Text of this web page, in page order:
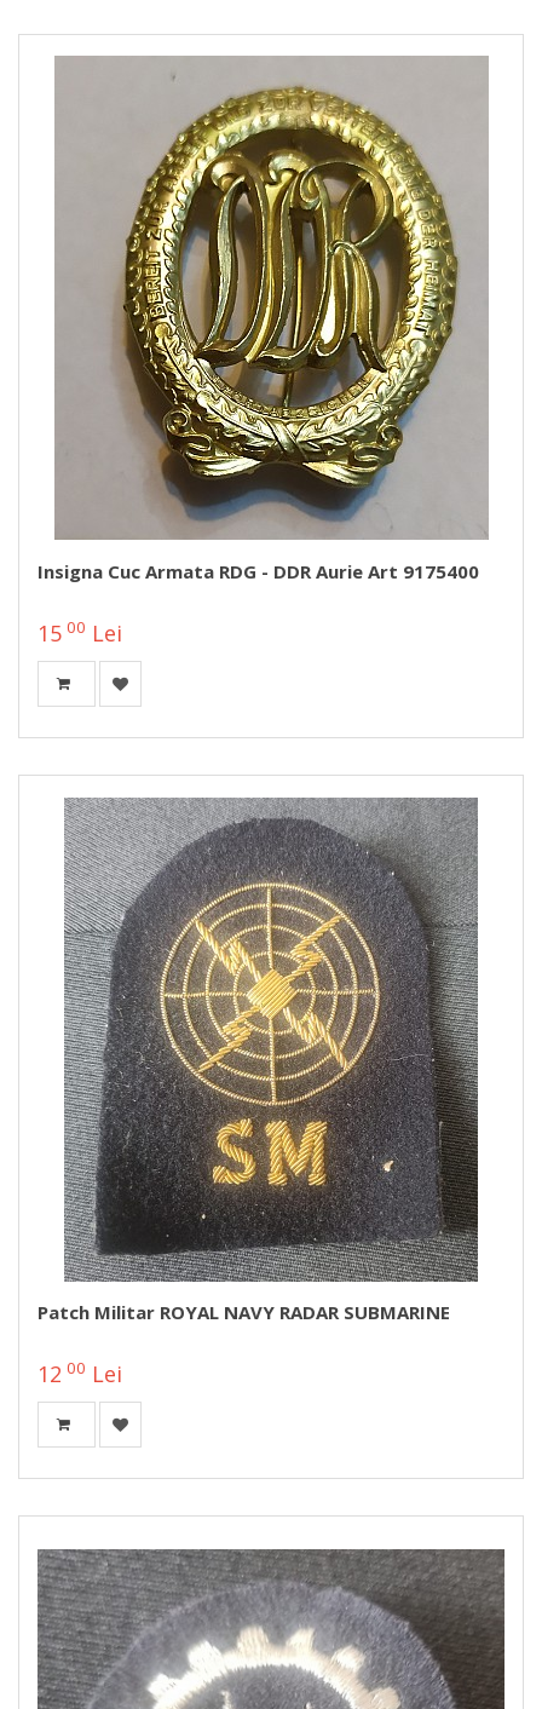
Insigna Cuc Armata RDG - DDR Aurie Art 9175400
15 00 Lei
Patch Militar ROYAL NAVY RADAR SUBMARINE
12 00 Lei